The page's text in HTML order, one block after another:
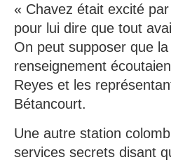
« Chavez était excité
pour lui dire que tout
On peut supposer que
renseignement
Reyes et les
Bétancourt.
Une autre station
services secrets disant